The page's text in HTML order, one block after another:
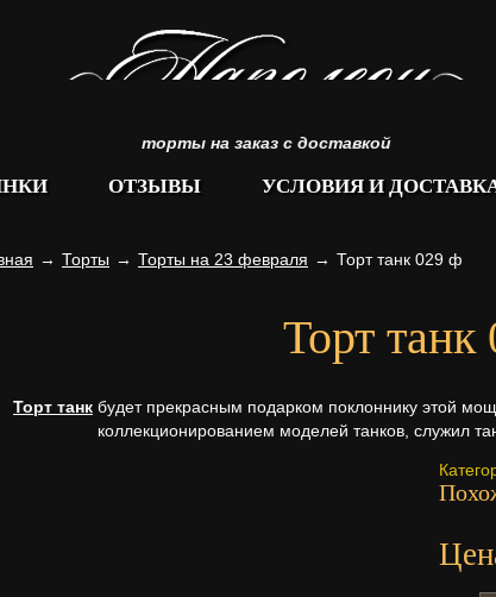
торты на заказ с доставкой
ОТЗЫВЫ УСЛОВИЯ И
→ Торты → Торты на 23 февраля → Торт танк 029 ф
Торт танк
Торт танк будет прекрасным подарком поклоннику этой
коллекционированием моделей танков, служил